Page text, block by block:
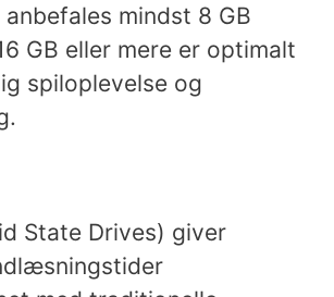
anbefales mindst 8 GB
GB eller mere er optimalt
spiloplevelse og
State Drives) giver